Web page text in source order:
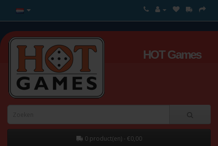
HOT Games
0 product(en) - €0,00